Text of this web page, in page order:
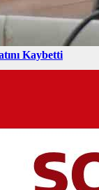
Kaybetti